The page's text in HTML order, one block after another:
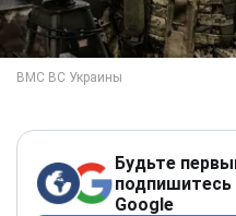
Будьте
подпишитесь
Google